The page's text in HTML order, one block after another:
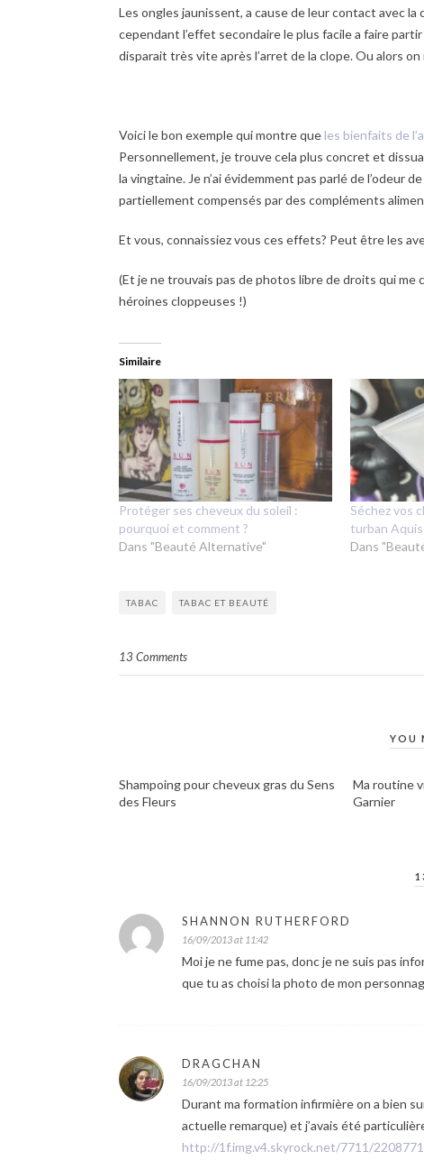
Les ongles jaunissent, a cause de leur contact avec la
cependant l’effet secondaire le plus facile a faire
disparait très vite après l’arret de la clope. Ou alors on
Voici le bon exemple qui montre que les bienfaits de
Personnellement, je trouve cela plus concret et
la vingtaine. Je n’ai évidemment pas parlé de
partiellement compensés par des compléments
Et vous, connaissiez vous ces effets? Peut être les
(Et je ne trouvais pas de photos libre de droits qui
héroines cloppeuses !)
Similaire
Protéger ses cheveux du soleil :
pourquoi et comment ?
Dans "Beauté Alternative"
Séchez vos
turban Aquis
Dans
TABAC TABAC ET BEAUTÉ
13 Comments
YOU
Shampoing pour cheveux gras du Sens
des Fleurs
Ma routine
Garnier
SHANNON RUTHERFORD
16/09/2013 at 11:42
Moi je ne fume pas, donc je ne suis pas
que tu as choisi la photo de mon
DRAGCHAN
16/09/2013 at 12:25
Durant ma formation infirmière on a bien
actuelle remarque) et j’avais été
http://1f.img.v4.skyrock.net/7711/